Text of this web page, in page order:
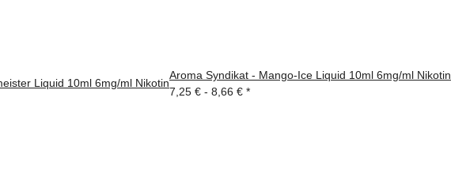
Liquid 10ml 6mg/ml Nikotin
Aroma Syndikat - Mango-Ice Liquid 10ml 6mg/ml Nikotin
7,25 € - 8,66 € *